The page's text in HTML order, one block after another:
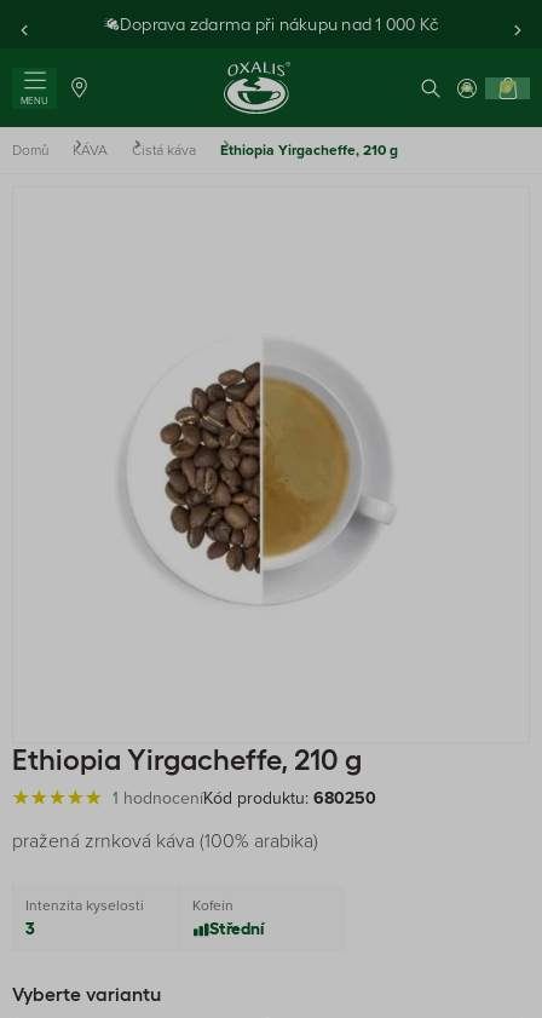
Doprava zdarma při nákupu nad 1 000 Kč
MENU
0
Domů KÁVA Čistá káva Ethiopia Yirgacheffe, 210 g
Ethiopia Yirgacheffe, 210 g
1 hodnoceníKód produktu: 680250
pražená zrnková káva (100% arabika)
Intenzita kyselosti
3
Kofein
Střední
Vyberte variantu